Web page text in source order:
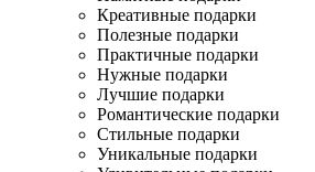
Креативные подарки
Полезные подарки
Практичные подарки
Нужные подарки
Лучшие подарки
Романтические подарки
Стильные подарки
Уникальные подарки